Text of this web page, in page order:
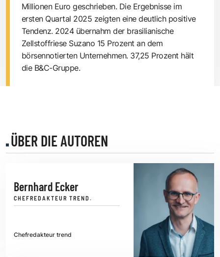
Millionen Euro geschrieben. Die Ergebnisse im
ersten Quartal 2025 zeigten eine deutlich positive
Tendenz. 2024 übernahm der brasilianische
Zellstoffriese Suzano 15 Prozent an dem
börsennotierten Unternehmen. 37,25 Prozent hält
die B&C-Gruppe.
ÜBER DIE AUTOREN
Bernhard Ecker
CHEFREDAKTEUR TREND.
Chefredakteur trend